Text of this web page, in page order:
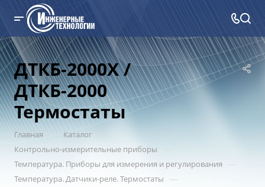
ДТКБ-2000Х /
ДТКБ-2000
Термостаты
Главная — Каталог —
Контрольно-измерительные приборы
Температура. Приборы для измерения и регулирования —
Температура. Датчики-реле. Термостаты —